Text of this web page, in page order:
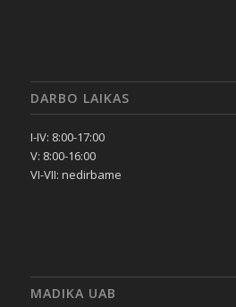
DARBO LAIKAS
I-IV: 8:00-17:00
V: 8:00-16:00
VI-VII: nedirbame
MADIKA UAB